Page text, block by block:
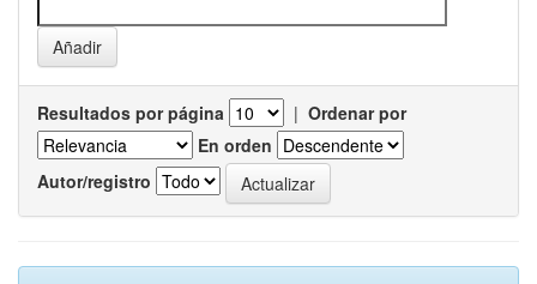
Resultados por página | Ordenar por
En orden
Autor/registro